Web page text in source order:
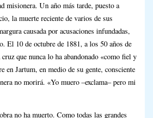
misionera. Un año más tarde, puesto a
la muerte reciente de varios de sus
causada por acusaciones infundadas,
El 10 de octubre de 1881, a los 50 años de
que nunca lo ha abandonado «como fiel y
en Jartum, en medio de su gente, consciente
no morirá. «Yo muero –exclama– pero mi
no ha muerto. Como todas las grandes